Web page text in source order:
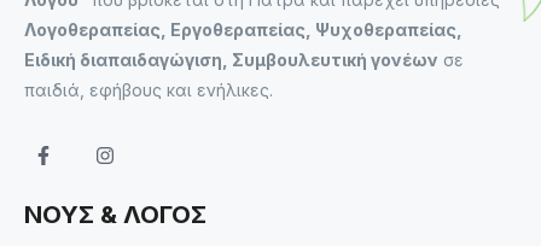
Λογοθεραπείας, Εργοθεραπείας, Ψυχοθεραπείας,
Ειδική διαπαιδαγώγιση, Συμβουλευτική γονέων σε
παιδιά, εφήβους και ενήλικες.
ΝΟΥΣ & ΛΟΓΟΣ